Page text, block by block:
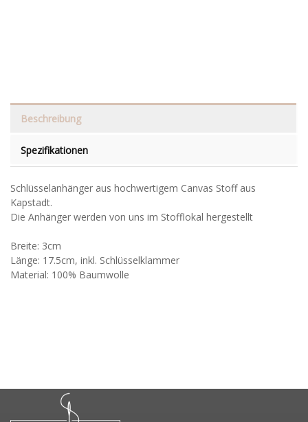
Beschreibung
Spezifikationen
Schlüsselanhänger aus hochwertigem Canvas Stoff aus
Kapstadt.
Die Anhänger werden von uns im Stofflokal hergestellt
Breite: 3cm
Länge: 17.5cm, inkl. Schlüsselklammer
Material: 100% Baumwolle